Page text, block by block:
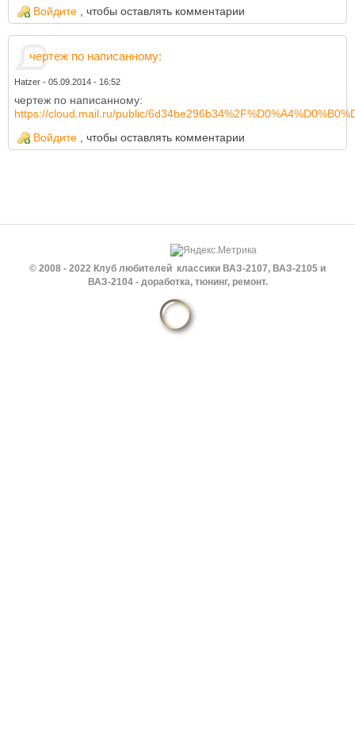
Войдите , чтобы оставлять комментарии
чертеж по написанному:
Hatzer- 05.09.2014 - 16:52
чертеж по написанному:
https://cloud.mail.ru/public/
Войдите
, чтобы оставлять комментарии
© 2008 - 2022 Клуб любителей классики ВАЗ-2107, ВАЗ-2105 и
ВАЗ-2104 - доработка, тюнинг, ремонт.